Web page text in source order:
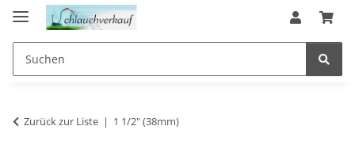
Zurück zur Liste 1 1/2" (38mm)